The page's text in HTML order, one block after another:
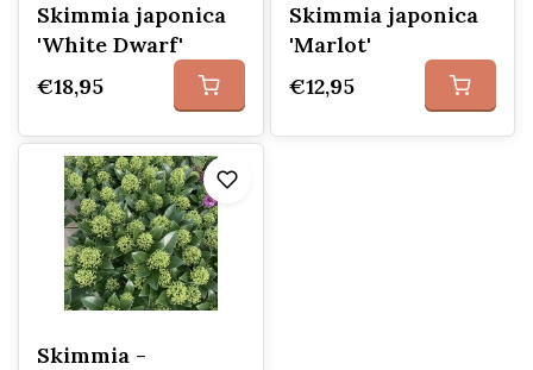
Skimmia japonica
'White Dwarf'
€18,95
Skimmia japonica
'Marlot'
€12,95
Skimmia -